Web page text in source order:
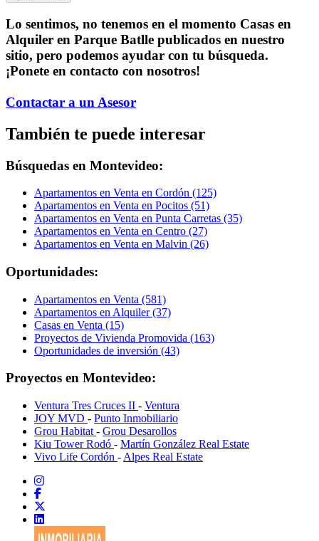
Lo sentimos, no tenemos en el momento Casas en
Alquiler en Parque Batlle publicados en nuestro
sitio, pero podemos ayudar con tu búsqueda.
¡Ponete en contacto con nosotros!
Contactar a un Asesor
También te puede interesar
Búsquedas en Montevideo:
Apartamentos en Venta en Cordón (125)
Apartamentos en Venta en Pocitos (51)
Apartamentos en Venta en Punta Carretas (35)
Apartamentos en Venta en Centro (27)
Apartamentos en Venta en Malvin (26)
Oportunidades:
Apartamentos en Venta (581)
Apartamentos en Alquiler (37)
Casas en Venta (15)
Proyectos de Vivienda Promovida (163)
Oportunidades de inversión (43)
Proyectos en Montevideo:
Ventura Tres Cruces II - Ventura
JOY MVD - Punto Inmobiliario
Grou Habitat - Grou Desarollos
Kiu Tower Rodó - Martín González Real Estate
Vivo Life Cordón - Alpes Real Estate